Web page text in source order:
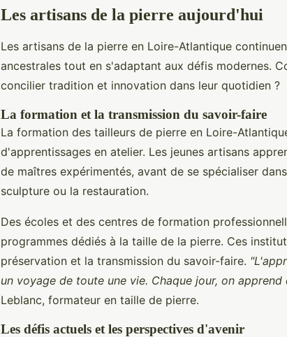
Les artisans de la pierre aujourd'hui
Les artisans de la pierre en Loire-Atlantique
ancestrales tout en s'adaptant aux défis modernes.
concilier tradition et innovation dans leur quotidien ?
La formation et la transmission du savoir-faire
La formation des tailleurs de pierre en Loire-
d'apprentissages en atelier. Les jeunes artisans
de maîtres expérimentés, avant de se spécialiser
sculpture ou la restauration.
Des écoles et des centres de formation
programmes dédiés à la taille de la pierre. Ces
préservation et la transmission du savoir-faire.
un voyage de toute une vie. Chaque jour, on apprend
Leblanc, formateur en taille de pierre.
Les défis actuels et les perspectives d'avenir